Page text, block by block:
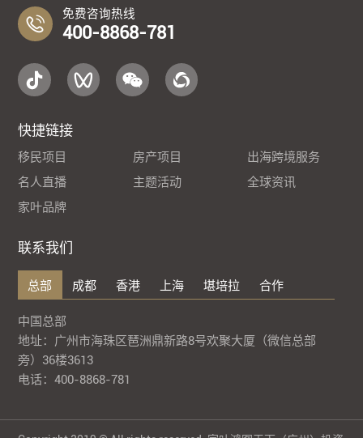
免费咨询热线
400-8868-781
快捷链接
移民项目 房产项目
出海跨境服务
名人直播
主题活动
全球资讯
家叶品牌
联系我们
总部 成都 香港 上海 堪培拉 合作
中国总部
地址：广州市海珠区琶洲鼎新路8号欢聚大厦（微信总部
旁）36楼3613
电话：400-8868-781